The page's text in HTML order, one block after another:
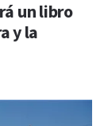
un libro
y la